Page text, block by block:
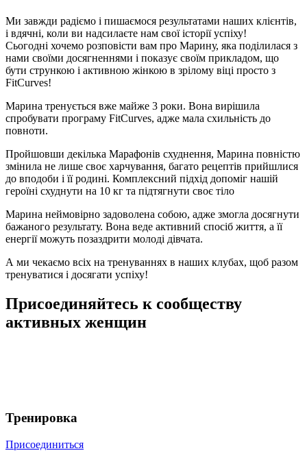
Ми завжди радіємо і пишаємося результатами наших клієнтів,
і вдячні, коли ви надсилаєте нам свої історії успіху!
Сьогодні хочемо розповісти вам про Марину, яка поділилася з
нами своїми досягненнями і показує своїм прикладом, що
бути стрункою і активною жінкою в зрілому віці просто з
FitCurves!
Марина тренується вже майже 3 роки. Вона вирішила
спробувати програму FitCurves, адже мала схильність до
повноти.
Пройшовши декілька Марафонів схуднення, Марина повністю
змінила не лише своє харчування, багато рецептів прийшлися
до вподоби і її родині. Комплексний підхід допоміг нашій
героїні схуднути на 10 кг та підтягнути своє тіло
Марина неймовірно задоволена собою, адже змогла досягнути
бажаного результату. Вона веде активний спосіб життя, а її
енергії можуть позаздрити молоді дівчата.
А ми чекаємо всіх на тренуваннях в наших клубах, щоб разом
тренуватися і досягати успіху!
Присоединяйтесь к сообществу
активных женщин
Тренировка
Присоединиться